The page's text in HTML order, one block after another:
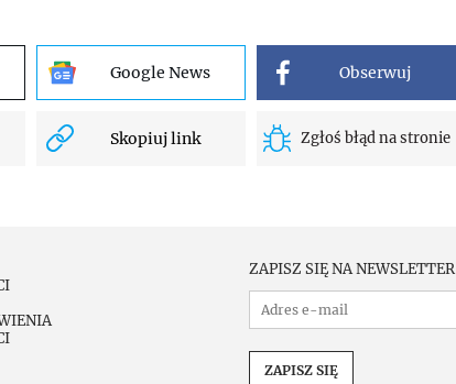
Google News Obserwuj
Skopiuj link Zgłoś błąd na stronie
ZAPISZ SIĘ NA NEWSLETTER